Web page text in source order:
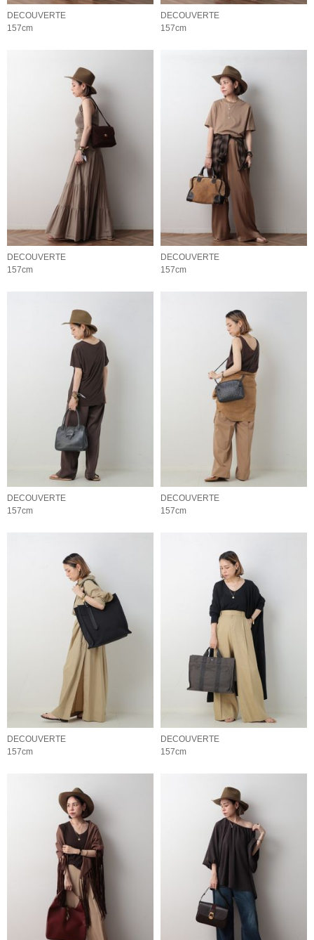
DECOUVERTE
157cm
DECOUVERTE
157cm
DECOUVERTE
157cm
DECOUVERTE
157cm
DECOUVERTE
157cm
DECOUVERTE
157cm
DECOUVERTE
157cm
DECOUVERTE
157cm